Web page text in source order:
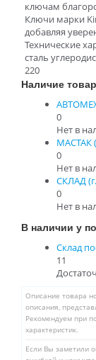
ключам
Ключи марки
добавляя
Технические
сталь
220
Наличие
0
Нет в
МАСТАК
0
Нет в
СКЛАД
0
Нет в
В наличии у
Склад
11
Описание товара
описания,
Рекомендуем при
характеристик.
Если Вы заметили